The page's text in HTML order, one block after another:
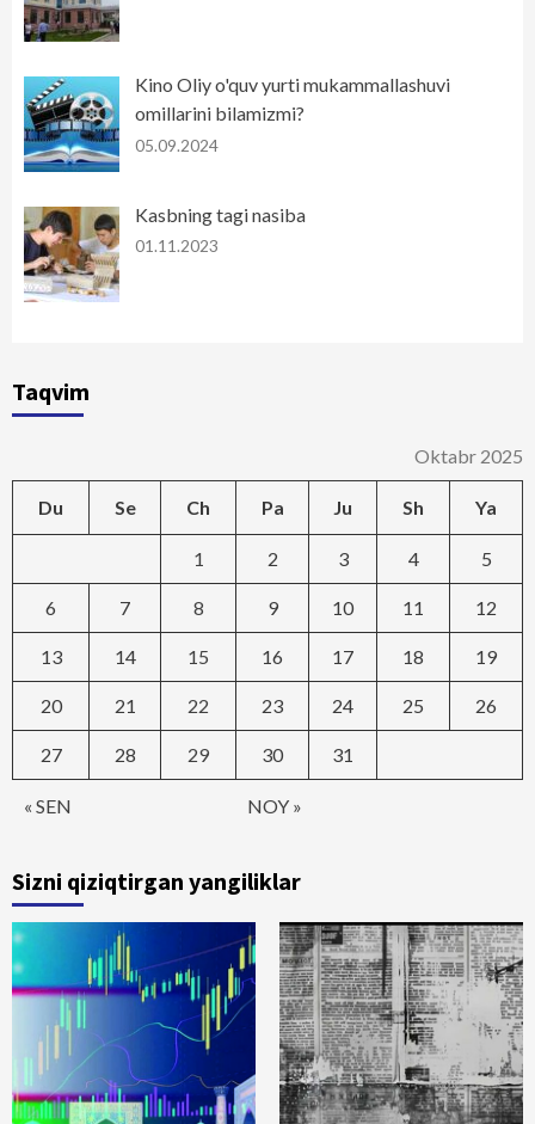
Kino Oliy o'quv yurti mukammallashuvi
omillarini bilamizmi?
05.09.2024
Kasbning tagi nasiba
01.11.2023
Taqvim
Oktabr 2025
Du Se Ch Pa Ju Sh Ya
« SEN NOY »
1 2 3 4 5
6 7 8 9 10 11 12
13 14 15 16 17 18 19
20 21 22 23 24 25 26
27 28 29 30 31
Sizni qiziqtirgan yangiliklar